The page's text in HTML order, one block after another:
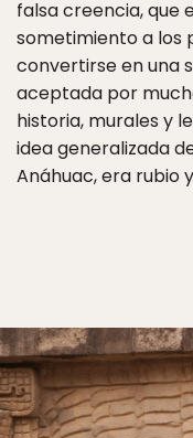
falsa creencia, que
sometimiento a los
convertirse en una
aceptada por
historia, murales y
idea generalizada
Anáhuac, era rubio